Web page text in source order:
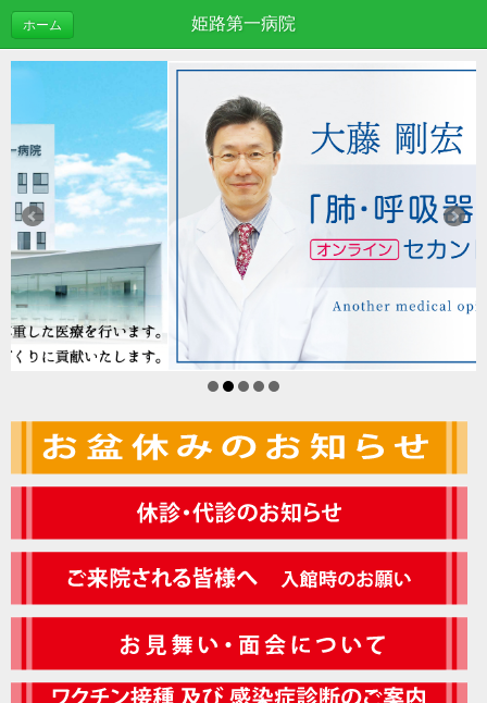
姫路第一病院
ホーム